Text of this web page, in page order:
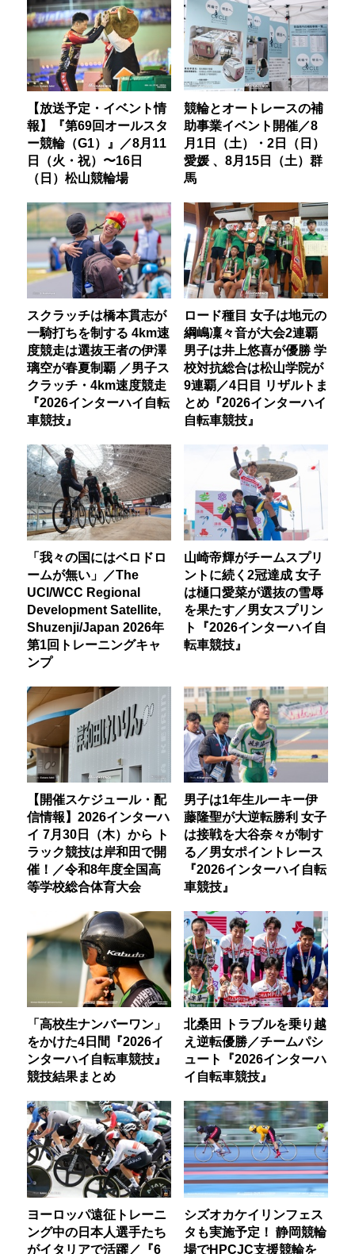
【放送予定・イベント情
報】『第69回オールスタ
ー競輪（G1）』／8月11
日（火・祝）〜16日
（日）松山競輪場
競輪とオートレースの補
助事業イベント開催／8
月1日（土）・2日（日）
愛媛 、8月15日（土）群
馬
スクラッチは橋本貫志が
一騎打ちを制する 4km速
度競走は選抜王者の伊澤
璃空が春夏制覇 ／男子ス
クラッチ・4km速度競走
『2026インターハイ自転
車競技』
ロード種目 女子は地元の
綱嶋凜々音が大会2連覇
男子は井上悠喜が優勝 学
校対抗総合は松山学院が
9連覇／4日目 リザルトま
とめ『2026インターハイ
自転車競技』
「我々の国にはベロドロ
ームが無い」／The
UCI/WCC Regional
Development Satellite,
Shuzenji/Japan 2026年
第1回トレーニングキャ
ンプ
山崎帝輝がチームスプリ
ントに続く2冠達成 女子
は樋口愛菜が選抜の雪辱
を果たす／男女スプリン
ト『2026インターハイ自
転車競技』
【開催スケジュール・配
信情報】2026インターハ
イ 7月30日（木）から ト
ラック競技は岸和田で開
催！／令和8年度全国高
等学校総合体育大会
男子は1年生ルーキー伊
藤隆聖が大逆転勝利 女子
は接戦を大谷奈々が制す
る／男女ポイントレース
『2026インターハイ自転
車競技』
「高校生ナンバーワン」
をかけた4日間『2026イ
ンターハイ自転車競技』
競技結果まとめ
北桑田 トラブルを乗り越
え逆転優勝／チームパシ
ュート『2026インターハ
イ自転車競技』
ヨーロッパ遠征トレーニ
ング中の日本人選手たち
がイタリアで活躍／『6
シズオカケイリンフェス
タも実施予定！ 静岡競輪
場でHPCJC支援競輪を